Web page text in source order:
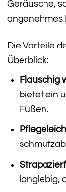
Geräusche,
angenehmes
Die Vorteile
Überblick:
Flauschig
bietet ein
Füßen.
langlebig,